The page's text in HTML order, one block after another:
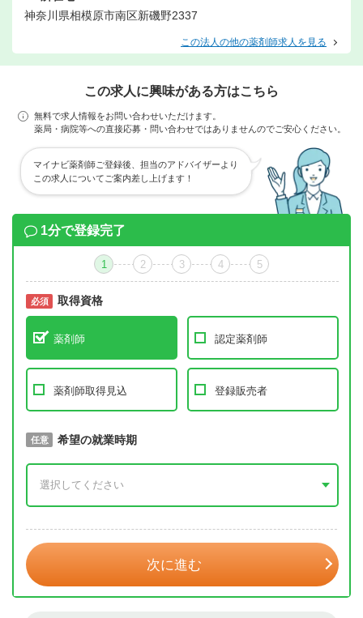
神奈川県相模原市南区新磯野2337
この法人の他の薬剤師求人を見る
この求人に興味がある方はこちら
無料で求人情報をお問い合わせいただけます。
薬局・病院等への直接応募・問い合わせではありませんのでご安心ください。
マイナビ薬剤師ご登録後、担当のアドバイザーより
この求人についてご案内差し上げます！
1分で登録完了
1 2 3 4 5
必須 取得資格
薬剤師 認定薬剤師
薬剤師取得見込 登録販売者
必須 取得予定年
任意 希望の就業時期
次に進む